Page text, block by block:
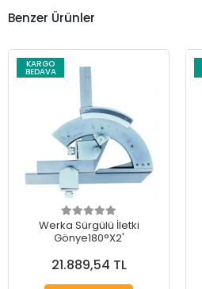
Benzer Ürünler
KARGO
BEDAVA
Werka Sürgülü İletki
Gönye180°X2'
21.889,54 TL